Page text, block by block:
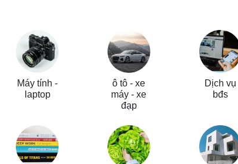
Máy tính -
laptop
ô tô - xe
máy - xe
đạp
Dịch vụ
bđs